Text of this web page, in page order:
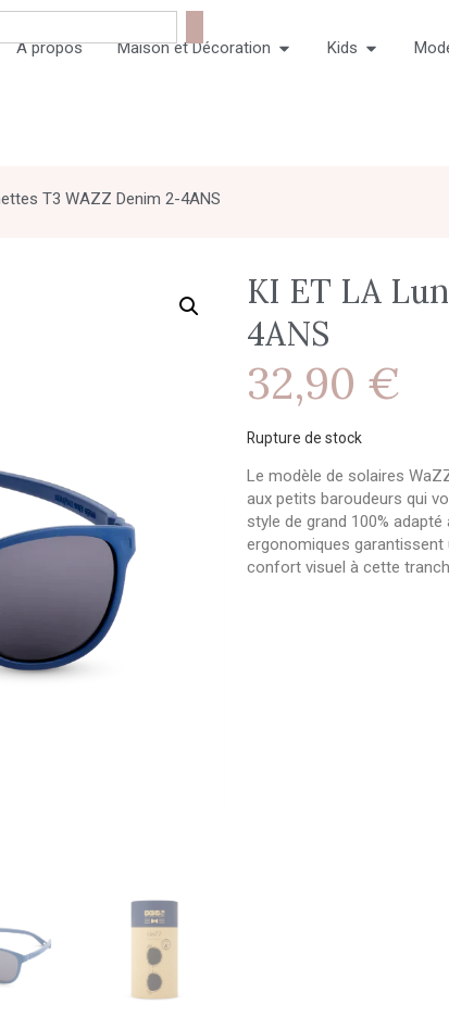
A propos Maison et Décoration Kids
T3 WAZZ Denim 2-4ANS
KI ET LA
4ANS
32,90 €
Rupture de stock
Le modèle de solaires
aux petits baroudeurs qui
style de grand 100%
ergonomiques
confort visuel à cette